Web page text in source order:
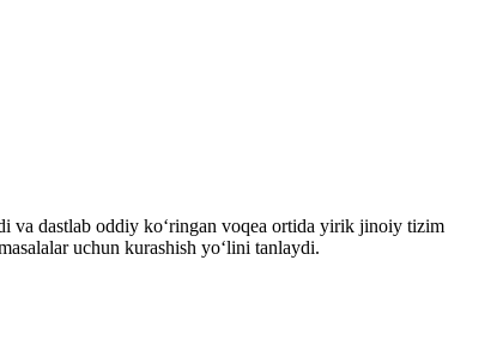
va dastlab oddiy ko‘ringan voqea ortida yirik jinoiy tizim
uchun kurashish yo‘lini tanlaydi.